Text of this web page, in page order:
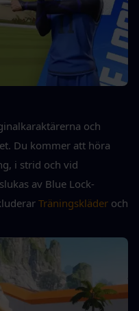
och
Du kommer att höra
i strid och vid
av Blue Lock-
Träningskläder och